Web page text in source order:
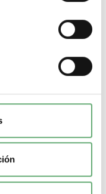
fuera del ámbito de
de sustancias
el producto debe
en un